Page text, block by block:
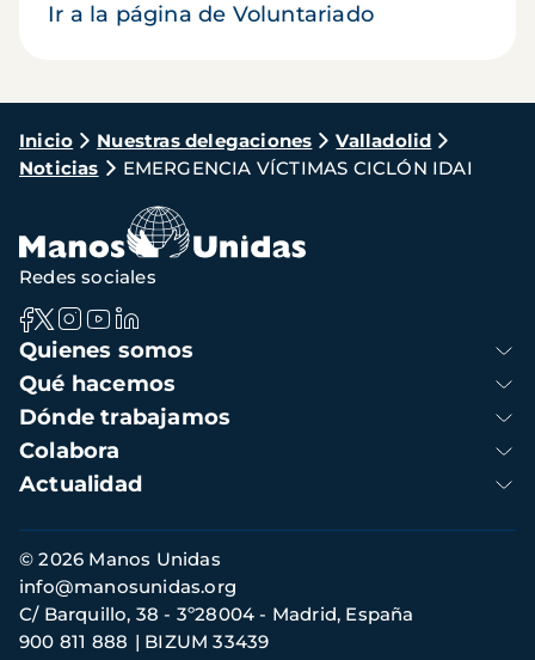
Ir a la página de Voluntariado
Ruta
de
navegación
Inicio Nuestras delegaciones
Valladolid
Noticias
EMERGENCIA VÍCTIMAS CICLÓN IDAI
Navegación
principal
Quienes somos
Qué hacemos
Dónde trabajamos
Colabora
Actualidad
Redes sociales
Información
de
contacto
© 2026 Manos Unidas
C/ Barquillo, 38 - 3º28004 - Madrid, España
900 811 888
BIZUM 33439
info@manosunidas.org